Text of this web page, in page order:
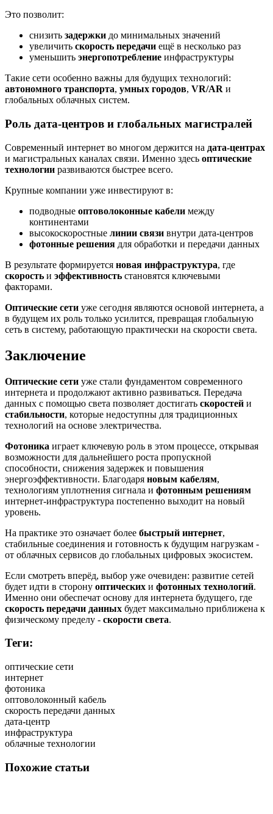
Это позволит:
снизить задержки до минимальных значений
увеличить скорость передачи ещё в несколько раз
уменьшить энергопотребление инфраструктуры
Такие сети особенно важны для будущих технологий:
автономного транспорта, умных городов, VR/AR и
глобальных облачных систем.
Роль дата-центров и глобальных магистралей
Современный интернет во многом держится на дата-центрах
и магистральных каналах связи. Именно здесь оптические
технологии развиваются быстрее всего.
Крупные компании уже инвестируют в:
подводные оптоволоконные кабели между
континентами
высокоскоростные линии связи внутри дата-центров
фотонные решения для обработки и передачи данных
В результате формируется новая инфраструктура, где
скорость и эффективность становятся ключевыми
факторами.
Оптические сети уже сегодня являются основой интернета, а
в будущем их роль только усилится, превращая глобальную
сеть в систему, работающую практически на скорости света.
Заключение
Оптические сети уже стали фундаментом современного
интернета и продолжают активно развиваться. Передача
данных с помощью света позволяет достигать скоростей и
стабильности, которые недоступны для традиционных
технологий на основе электричества.
Фотоника играет ключевую роль в этом процессе, открывая
возможности для дальнейшего роста пропускной
способности, снижения задержек и повышения
энергоэффективности. Благодаря новым кабелям,
технологиям уплотнения сигнала и фотонным решениям
интернет-инфраструктура постепенно выходит на новый
уровень.
На практике это означает более быстрый интернет,
стабильные соединения и готовность к будущим нагрузкам -
от облачных сервисов до глобальных цифровых экосистем.
Если смотреть вперёд, выбор уже очевиден: развитие сетей
будет идти в сторону оптических и фотонных технологий.
Именно они обеспечат основу для интернета будущего, где
скорость передачи данных будет максимально приближена к
физическому пределу - скорости света.
Теги:
оптические сети
интернет
фотоника
оптоволоконный кабель
скорость передачи данных
дата-центр
инфраструктура
облачные технологии
Похожие статьи